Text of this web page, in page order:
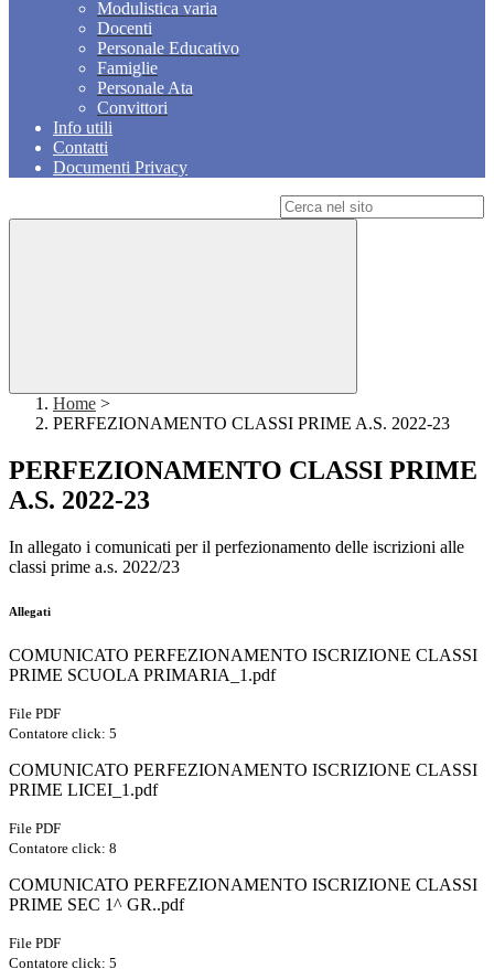
Modulistica varia
Docenti
Personale Educativo
Famiglie
Personale Ata
Convittori
Info utili
Contatti
Documenti Privacy
Home >
PERFEZIONAMENTO CLASSI PRIME A.S. 2022-23
PERFEZIONAMENTO CLASSI PRIME
A.S. 2022-23
In allegato i comunicati per il perfezionamento delle iscrizioni alle
classi prime a.s. 2022/23
Allegati
COMUNICATO PERFEZIONAMENTO ISCRIZIONE CLASSI
PRIME SCUOLA PRIMARIA_1.pdf
File PDF
Contatore click: 5
COMUNICATO PERFEZIONAMENTO ISCRIZIONE CLASSI
PRIME LICEI_1.pdf
File PDF
Contatore click: 8
COMUNICATO PERFEZIONAMENTO ISCRIZIONE CLASSI
PRIME SEC 1^ GR..pdf
File PDF
Contatore click: 5